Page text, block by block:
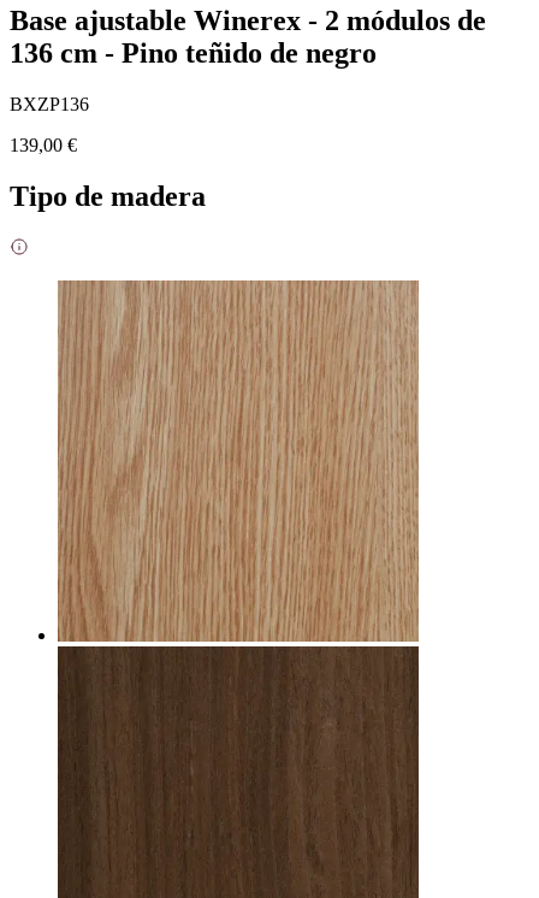
Base ajustable Winerex - 2 módulos de
136 cm - Pino teñido de negro
BXZP136
139,00 €
Tipo de madera